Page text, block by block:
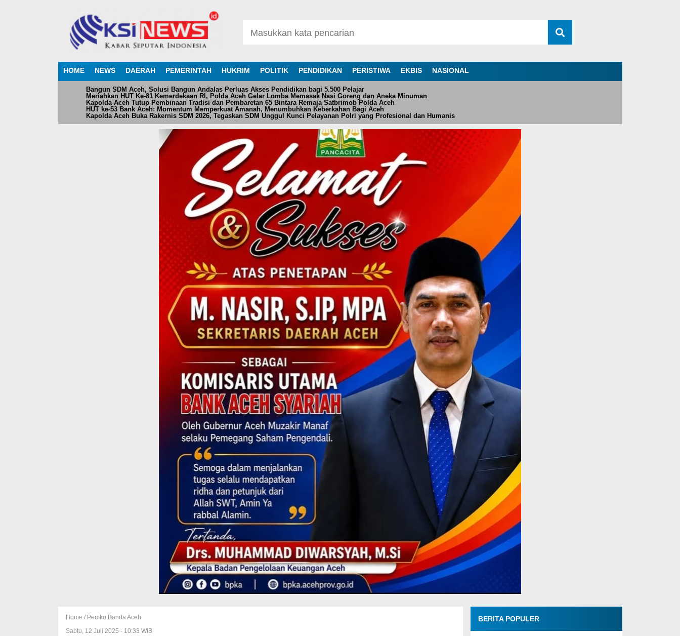
HOME NEWS DAERAH PEMERINTAH HUKRIM POLITIK PENDIDIKAN PERISTIWA EKBIS NASIONAL
Bangun SDM Aceh, Solusi Bangun Andalas Perluas Akses Pendidikan bagi 5.500 Pelajar
Meriahkan HUT Ke-81 Kemerdekaan RI, Polda Aceh Gelar Lomba Memasak Nasi Goreng dan Aneka Minuman
Kapolda Aceh Tutup Pembinaan Tradisi dan Pembaretan 65 Bintara Remaja Satbrimob Polda Aceh
HUT ke-53 Bank Aceh: Momentum Memperkuat Amanah, Menumbuhkan Keberkahan Bagi Aceh
Kapolda Aceh Buka Rakernis SDM 2026, Tegaskan SDM Unggul Kunci Pelayanan Polri yang Profesional dan Humanis
Home / Pemko Banda Aceh
Sabtu, 12 Juli 2025 - 10:33 WIB
BERITA POPULER